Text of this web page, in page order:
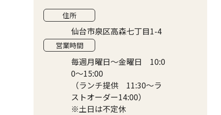
住所
仙台市泉区高森七丁目1-4
営業時間
毎週月曜日～金曜日 10:0
0～15:00
（ランチ提供 11:30～ラ
ストオーダー14:00）
※土日は不定休